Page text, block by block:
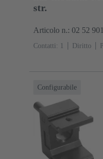
str.
Articolo n.: 02 52
Contatti: 1 Diritto
Configurabile